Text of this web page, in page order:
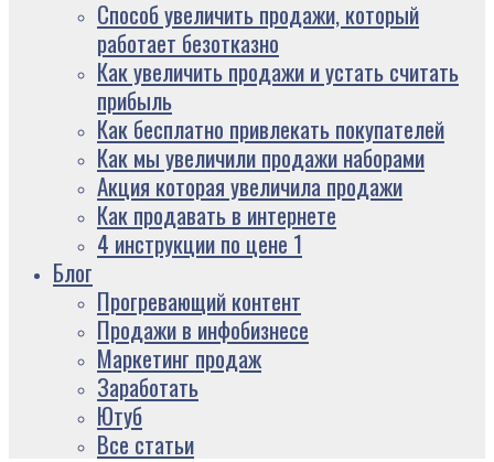
Способ увеличить продажи, который
работает безотказно
Как увеличить продажи и устать считать
прибыль
Как бесплатно привлекать покупателей
Как мы увеличили продажи наборами
Акция которая увеличила продажи
Как продавать в интернете
4 инструкции по цене 1
Блог
Прогревающий контент
Продажи в инфобизнесе
Маркетинг продаж
Заработать
Ютуб
Все статьи